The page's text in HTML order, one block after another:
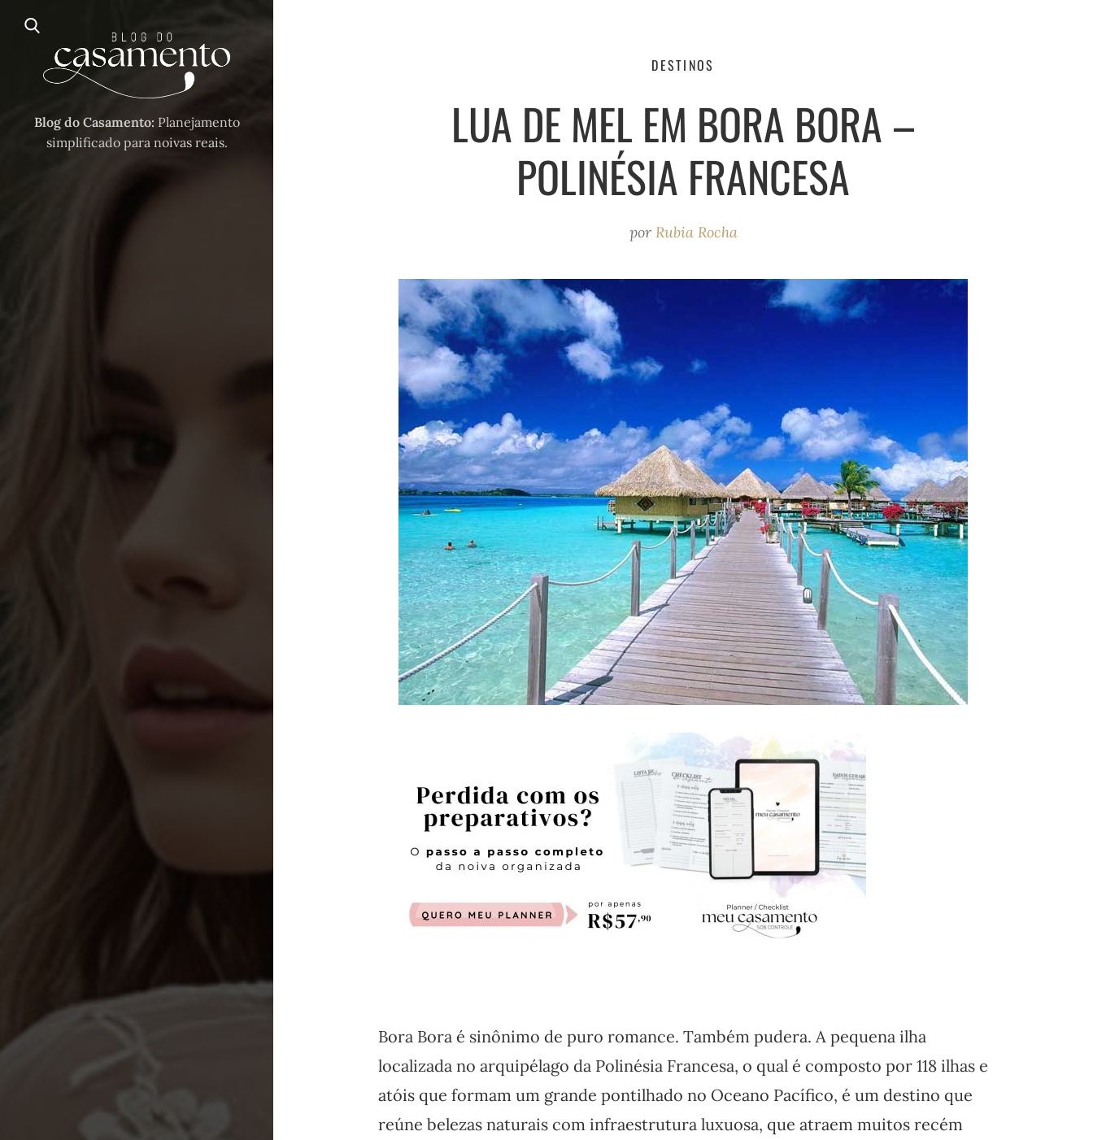
Blog do Casamento: Planejamento
simplificado para noivas reais.
DESTINOS
LUA DE MEL EM BORA BORA –
POLINÉSIA FRANCESA
por Rubia Rocha
Bora Bora é sinônimo de puro romance. Também pudera. A pequena ilha
localizada no arquipélago da Polinésia Francesa, o qual é composto por 118 ilhas e
atóis que formam um grande pontilhado no Oceano Pacífico, é um destino que
reúne belezas naturais com infraestrutura luxuosa, que atraem muitos recém